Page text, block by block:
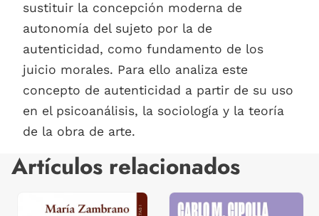
sustituir la concepción moderna de
autonomía del sujeto por la de
autenticidad, como fundamento de los
juicio morales. Para ello analiza este
concepto de autenticidad a partir de su uso
en el psicoanálisis, la sociología y la teoría
de la obra de arte.
Artículos relacionados